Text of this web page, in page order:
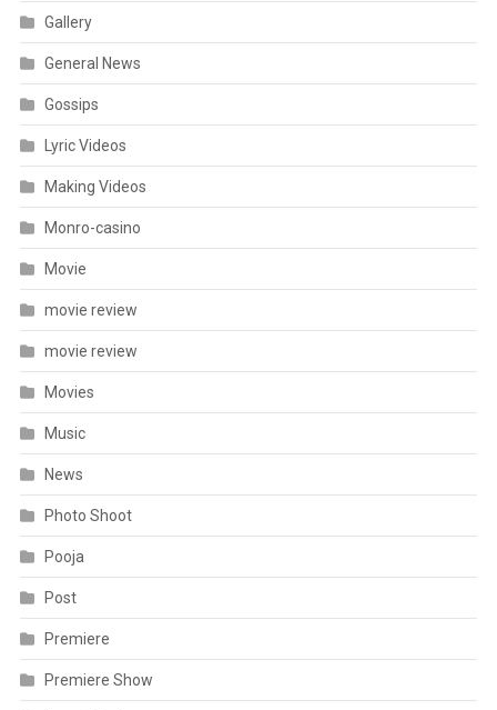
Gallery
General News
Gossips
Lyric Videos
Making Videos
Monro-casino
Movie
movie review
movie review
Movies
Music
News
Photo Shoot
Pooja
Post
Premiere
Premiere Show